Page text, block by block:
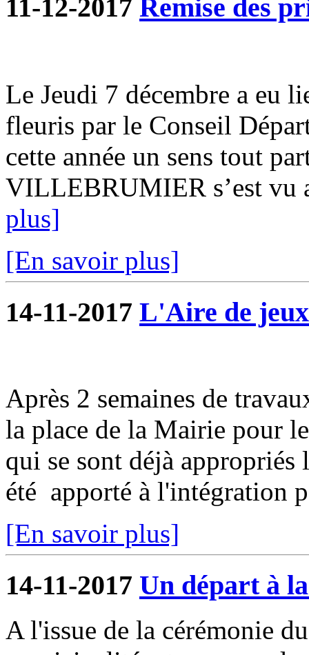
11-12-2017 Remise des
Le Jeudi 7 décembre a eu
fleuris par le Conseil
cette année un sens tout
VILLEBRUMIER s’est vu
plus]
[En savoir plus]
14-11-2017 L'Aire de jeux
Après 2 semaines de
la place de la Mairie pour
qui se sont déjà
été apporté à l'intégration
[En savoir plus]
14-11-2017 Un départ à
A l'issue de la cérémonie